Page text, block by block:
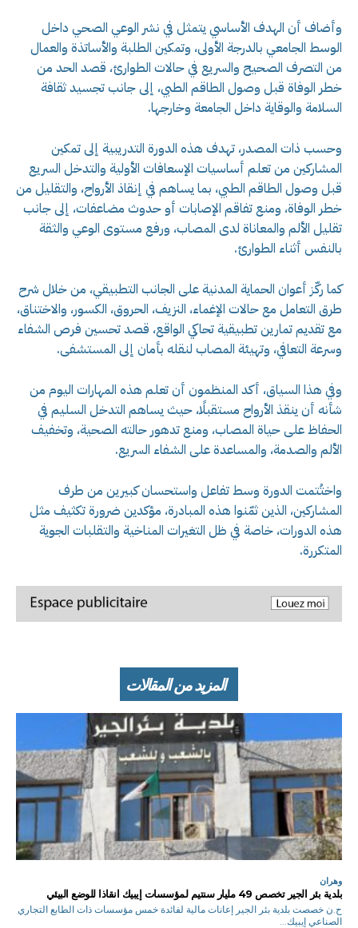
وأضاف أن الهدف الأساسي يتمثل في نشر الوعي الصحي داخل
الوسط الجامعي بالدرجة الأولى، وتمكين الطلبة والأساتذة والعمال
من التصرف الصحيح والسريع في حالات الطوارئ، قصد الحد من
خطر الوفاة قبل وصول الطاقم الطبي، إلى جانب تجسيد ثقافة
السلامة والوقاية داخل الجامعة وخارجها.
وحسب ذات المصدر، تهدف هذه الدورة التدريبية إلى تمكين
المشاركين من تعلم أساسيات الإسعافات الأولية والتدخل السريع
قبل وصول الطاقم الطبي، بما يساهم في إنقاذ الأرواح، والتقليل من
خطر الوفاة، ومنع تفاقم الإصابات أو حدوث مضاعفات، إلى جانب
تقليل الألم والمعاناة لدى المصاب، ورفع مستوى الوعي والثقة
بالنفس أثناء الطوارئ.
كما ركّز أعوان الحماية المدنية على الجانب التطبيقي، من خلال شرح
طرق التعامل مع حالات الإغماء، النزيف، الحروق، الكسور، والاختناق،
مع تقديم تمارين تطبيقية تحاكي الواقع، قصد تحسين فرص الشفاء
وسرعة التعافي، وتهيئة المصاب لنقله بأمان إلى المستشفى.
وفي هذا السياق، أكد المنظمون أن تعلم هذه المهارات اليوم من
شأنه أن ينقذ الأرواح مستقبلًا، حيث يساهم التدخل السليم في
الحفاظ على حياة المصاب، ومنع تدهور حالته الصحية، وتخفيف
الألم والصدمة، والمساعدة على الشفاء السريع.
واختُتمت الدورة وسط تفاعل واستحسان كبيرين من طرف
المشاركين، الذين ثمّنوا هذه المبادرة، مؤكدين ضرورة تكثيف مثل
هذه الدورات، خاصة في ظل التغيرات المناخية والتقلبات الجوية
المتكررة.
المزيد من المقالات
وهران
بلدية بئر الجير تخصص 49 مليار سنتيم لمؤسسات إيبيك انقاذا للوضع البيئي
ح.ن خصصت بلدية بئر الجير إعانات مالية لفائدة خمس مؤسسات ذات الطابع التجاري
الصناعي إيبيك...